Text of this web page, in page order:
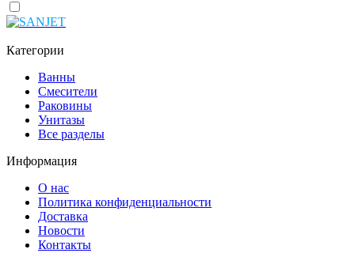
Категории
Ванны
Смесители
Раковины
Унитазы
Все разделы
Информация
О нас
Политика конфиденциальности
Доставка
Новости
Контакты